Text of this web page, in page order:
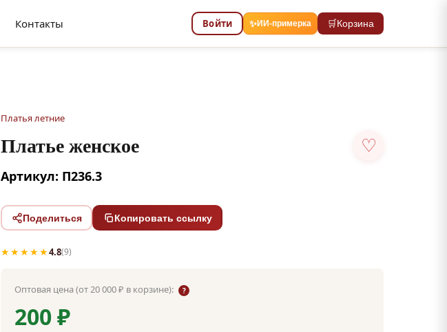
Контакты Войти ✨ИИ-примерка 🛒Корзина
Платья летние
Платье женское ♡
Артикул: П236.3
Поделиться Копировать ссылку
★★★★★4.8(9)
Оптовая цена (от 20 000 ₽ в корзине): ?
200 ₽